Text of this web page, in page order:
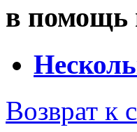
в помощь
Возврат к